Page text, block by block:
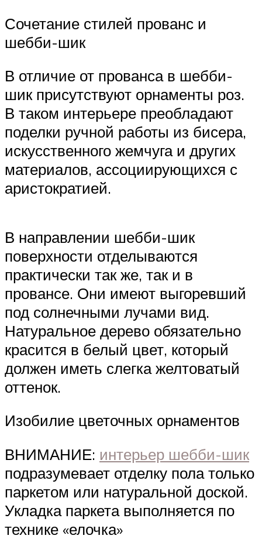
Сочетание стилей прованс и
шебби-шик
В отличие от прованса в шебби-
шик присутствуют орнаменты роз.
В таком интерьере преобладают
поделки ручной работы из бисера,
искусственного жемчуга и других
материалов, ассоциирующихся с
аристократией.
В направлении шебби-шик
поверхности отделываются
практически так же, так и в
провансе. Они имеют выгоревший
под солнечными лучами вид.
Натуральное дерево обязательно
красится в белый цвет, который
должен иметь слегка желтоватый
оттенок.
Изобилие цветочных орнаментов
ВНИМАНИЕ: интерьер шебби-шик
подразумевает отделку пола только
паркетом или натуральной доской.
Укладка паркета выполняется по
технике «елочка»